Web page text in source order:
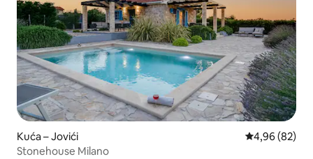
Kuća – Jovići Prosječna
4,96 (82)
Stonehouse Milano